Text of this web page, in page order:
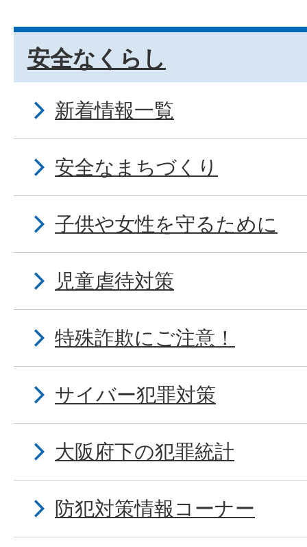
安全なくらし
新着情報一覧
安全なまちづくり
子供や女性を守るために
児童虐待対策
特殊詐欺にご注意！
サイバー犯罪対策
大阪府下の犯罪統計
防犯対策情報コーナー